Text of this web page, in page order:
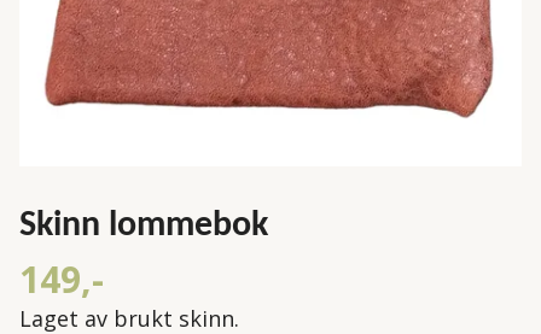
Skinn lommebok
149,-
Laget av brukt skinn.